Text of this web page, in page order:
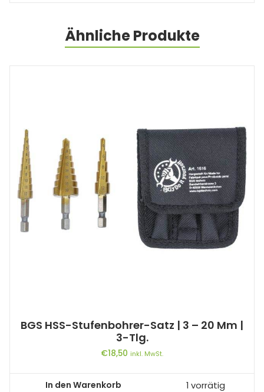
Ähnliche Produkte
BGS HSS-Stufenbohrer-Satz | 3 – 20 Mm |
3-Tlg.
€18,50 inkl. MwSt.
In den Warenkorb 1 vorrätig